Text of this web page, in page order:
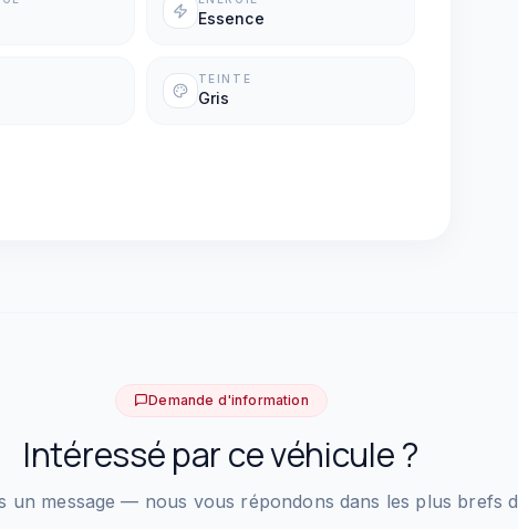
Essence
TEINTE
Gris
Demande d'information
Intéressé par ce véhicule ?
un message — nous vous répondons dans les plus brefs